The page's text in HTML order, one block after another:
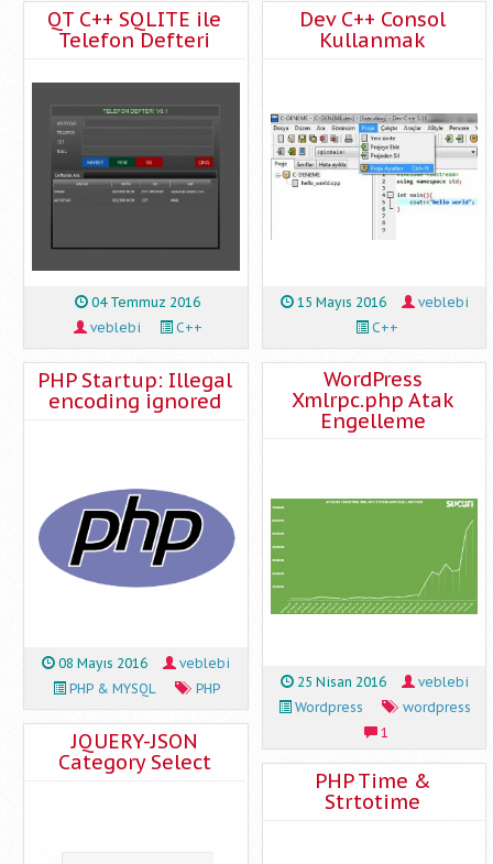
QT C++ SQLITE ile
Telefon Defteri
04 Temmuz 2016
veblebi
C++
PHP Startup: Illegal
encoding ignored
08 Mayıs 2016
veblebi
PHP & MYSQL
PHP
JQUERY-JSON
Category Select
Dev C++ Consol
Kullanmak
15 Mayıs 2016
veblebi
C++
WordPress
Xmlrpc.php Atak
Engelleme
25 Nisan 2016
veblebi
Wordpress
wordpress
1
PHP Time &
Strtotime